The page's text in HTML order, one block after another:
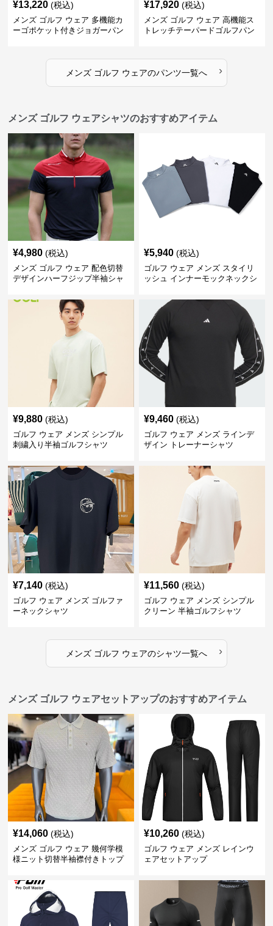
¥13,220 (税込)
メンズ ゴルフ ウェア 多機能カ
ーゴポケット付きジョガーパン
¥17,920 (税込)
メンズ ゴルフ ウェア 高機能ス
トレッチテーパードゴルフパン
メンズ ゴルフ ウェアのパンツ一覧へ ›
メンズ ゴルフ ウェアシャツのおすすめアイテム
¥4,980 (税込)
メンズ ゴルフ ウェア 配色切替
デザインハーフジップ半袖シャ
¥5,940 (税込)
ゴルフ ウェア メンズ スタイリ
ッシュ インナーモックネックシ
¥9,880 (税込)
ゴルフ ウェア メンズ シンプル
刺繍入り半袖ゴルフシャツ
¥9,460 (税込)
ゴルフ ウェア メンズ ラインデ
ザイン トレーナーシャツ
¥7,140 (税込)
ゴルフ ウェア メンズ ゴルファ
ーネックシャツ
¥11,560 (税込)
ゴルフ ウェア メンズ シンプル
クリーン 半袖ゴルフシャツ
メンズ ゴルフ ウェアのシャツ一覧へ ›
メンズ ゴルフ ウェアセットアップのおすすめアイテム
¥14,060 (税込)
メンズ ゴルフ ウェア 幾何学模
様ニット切替半袖襟付きトップ
¥10,260 (税込)
ゴルフ ウェア メンズ レインウ
ェアセットアップ